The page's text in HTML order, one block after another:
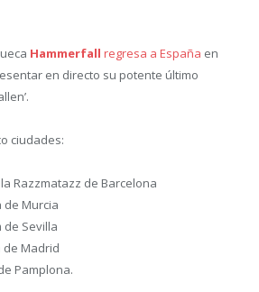
Hammerfall regresa a España en
en directo su potente último
ciudades:
Razzmatazz de Barcelona
de Murcia
de Sevilla
de Madrid
Pamplona.